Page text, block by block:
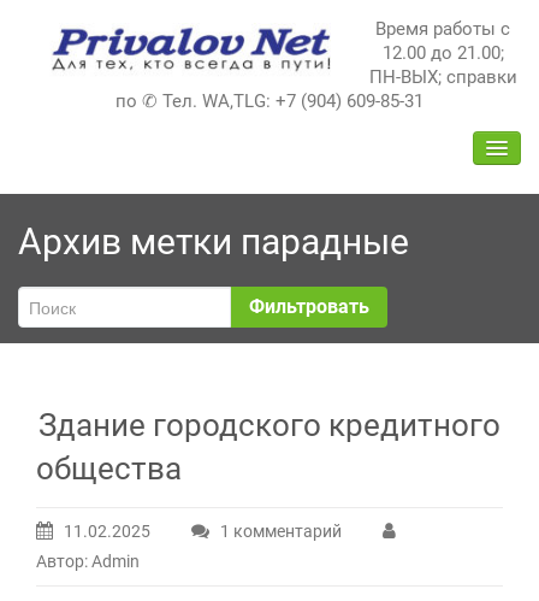
содержимому
Время работы с
12.00 до 21.00;
ПН-ВЫХ; справки
по ✆ Тел. WA,TLG: +7 (904) 609-85-31
Архив метки парадные
Фильтровать
Здание городского кредитного
общества
11.02.2025 1 комментарий
Автор: Admin